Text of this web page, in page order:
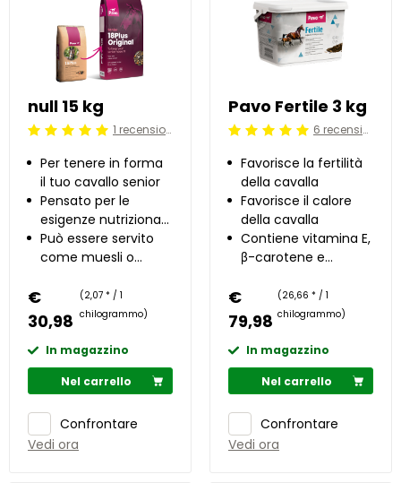
null 15 kg
Beoordeling: 5/5 1 recensioni
Per tenere in forma
il tuo cavallo senior
Pensato per le
esigenze nutrizionali
dei cavalli anziani
Può essere servito
come muesli o
€
30,98
(2,07 * / 1
chilogrammo)
In magazzino
Nel carrello
Confrontare
Vedi ora
Pavo Fertile 3 kg
Beoordeling: 5/5 6 recensioni
Favorisce la fertilità
della cavalla
Favorisce il calore
della cavalla
Contiene vitamina E,
β-carotene e
€
79,98
(26,66 * / 1
chilogrammo)
In magazzino
Nel carrello
Confrontare
Vedi ora